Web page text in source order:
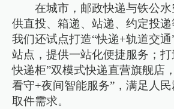
在城市，邮政快递与铁公
供直投、箱递、站递、约定投递
我们还试点打造“快递+轨道交
站点，提供一站化便捷服务；
快递柜”双模式快递直营旗舰店
看守+夜间智能服务”，满足人
取件需求。